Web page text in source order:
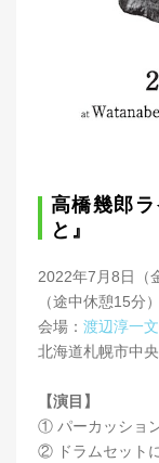
高橋幾郎
と』
2022年7月8日（
（途中休憩15分）
会場： 渡辺淳一
北海道札幌市中
【演目】
① パーカッショ
② ドラムセット